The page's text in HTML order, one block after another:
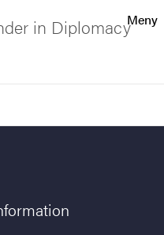
Meny
in Diplomacy